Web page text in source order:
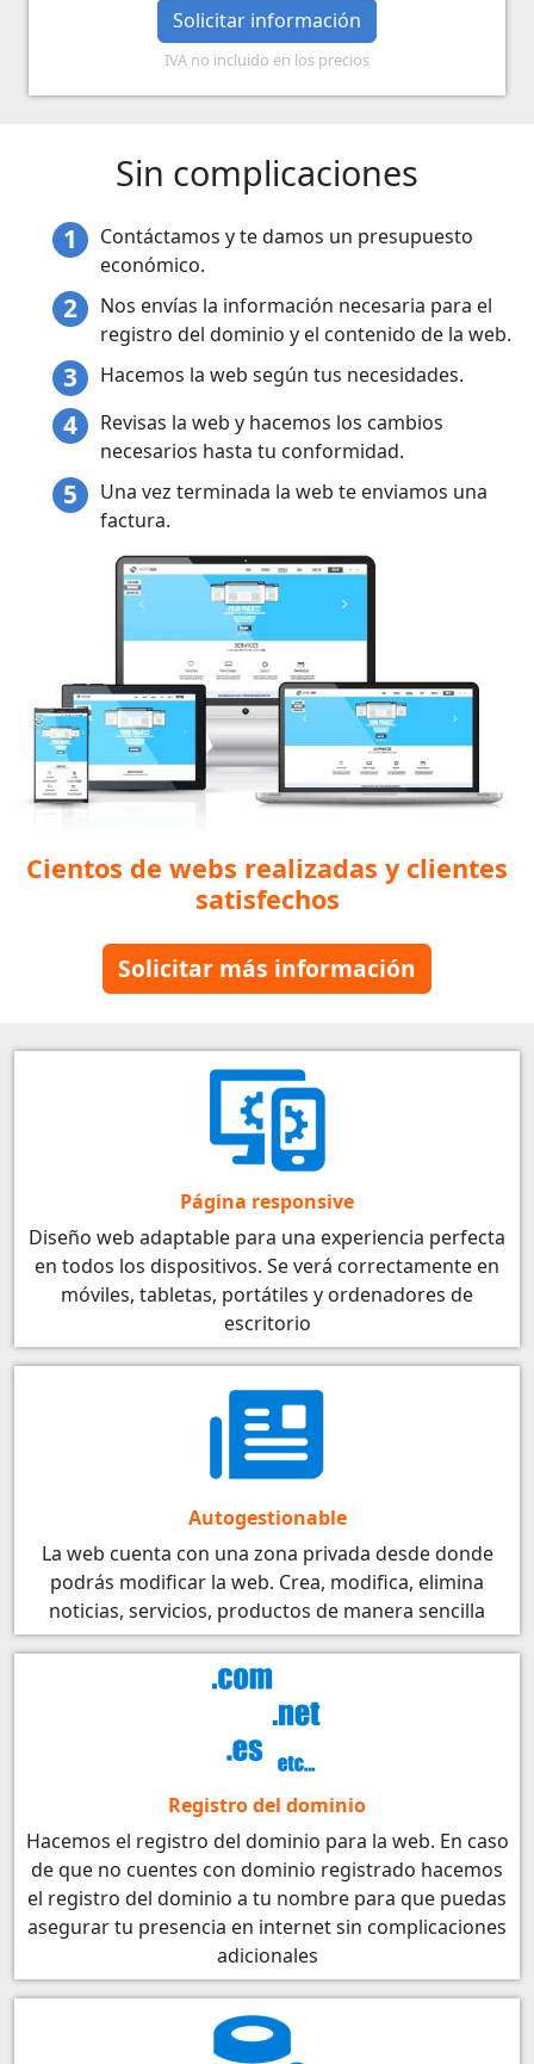
Solicitar información
IVA no incluido en los precios
Sin complicaciones
Contáctamos y te damos un presupuesto
económico.
Nos envías la información necesaria para el
registro del dominio y el contenido de la web.
Hacemos la web según tus necesidades.
Revisas la web y hacemos los cambios
necesarios hasta tu conformidad.
Una vez terminada la web te enviamos una
factura.
Cientos de webs realizadas y clientes
satisfechos
Solicitar más información
Página responsive
Diseño web adaptable para una experiencia perfecta
en todos los dispositivos. Se verá correctamente en
móviles, tabletas, portátiles y ordenadores de
escritorio
Autogestionable
La web cuenta con una zona privada desde donde
podrás modificar la web. Crea, modifica, elimina
noticias, servicios, productos de manera sencilla
Registro del dominio
Hacemos el registro del dominio para la web. En caso
de que no cuentes con dominio registrado hacemos
el registro del dominio a tu nombre para que puedas
asegurar tu presencia en internet sin complicaciones
adicionales